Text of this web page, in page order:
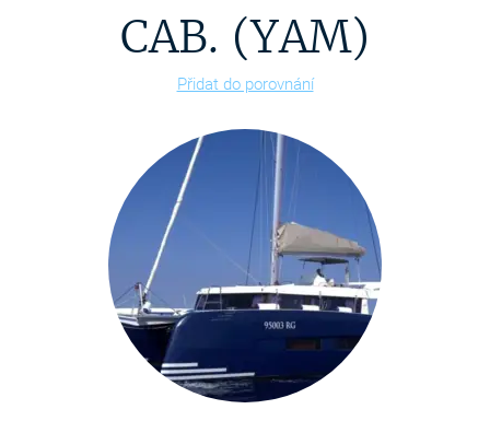
CAB. (YAM)
Přidat do porovnání